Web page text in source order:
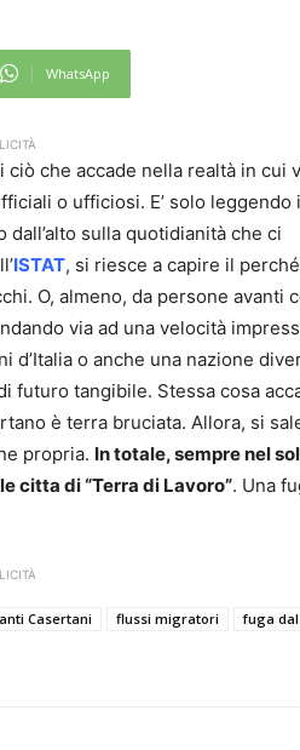
WhatsApp
che accade nella realtà in cui
o ufficiosi. E’ solo leggendo
sulla quotidianità che ci
ISTAT, si riesce a capire il
O, almeno, da persone avanti
via ad una velocità
d’Italia o anche una nazione
futuro tangibile. Stessa cosa
è terra bruciata. Allora, si
propria. In totale, sempre nel
citta di “Terra di Lavoro”. Una
Casertani flussi migratori
fuga